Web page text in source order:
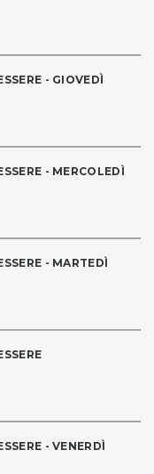
- GIOVEDÌ
- MERCOLEDÌ
- MARTEDÌ
- VENERDÌ